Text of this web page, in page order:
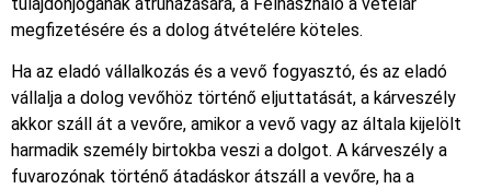
megfizetésére és a dolog átvételére köteles.
Ha az eladó vállalkozás és a vevő fogyasztó, és az eladó
vállalja a dolog vevőhöz történő eljuttatását, a kárveszély
akkor száll át a vevőre, amikor a vevő vagy az általa kijelölt
harmadik személy birtokba veszi a dolgot. A kárveszély a
fuvarozónak történő átadáskor átszáll a vevőre, ha a